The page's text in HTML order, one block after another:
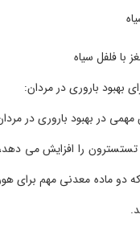
با فلفل سیاه
در بهبود باروری در
را افزایش می دهد،
دو ماده معدنی مهم برای